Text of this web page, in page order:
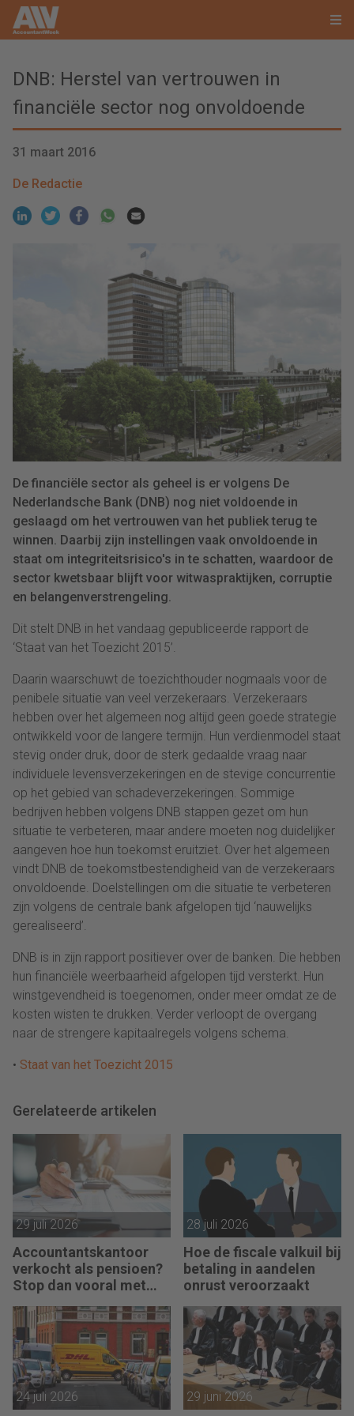
DNB: Herstel van vertrouwen in
financiële sector nog onvoldoende
31 maart 2016
De Redactie
De financiële sector als geheel is er volgens De
Nederlandsche Bank (DNB) nog niet voldoende in
geslaagd om het vertrouwen van het publiek terug te
winnen. Daarbij zijn instellingen vaak onvoldoende in
staat om integriteitsrisico's in te schatten, waardoor de
sector kwetsbaar blijft voor witwaspraktijken, corruptie
en belangenverstrengeling.
Dit stelt DNB in het vandaag gepubliceerde rapport de
‘Staat van het Toezicht 2015’.
Daarin waarschuwt de toezichthouder nogmaals voor de
penibele situatie van veel verzekeraars. Verzekeraars
hebben over het algemeen nog altijd geen goede strategie
ontwikkeld voor de langere termijn. Hun verdienmodel staat
stevig onder druk, door de sterk gedaalde vraag naar
individuele levensverzekeringen en de stevige concurrentie
op het gebied van schadeverzekeringen. Sommige
bedrijven hebben volgens DNB stappen gezet om hun
situatie te verbeteren, maar andere moeten nog duidelijker
aangeven hoe hun toekomst eruitziet. Over het algemeen
vindt DNB de toekomstbestendigheid van de verzekeraars
onvoldoende. Doelstellingen om die situatie te verbeteren
zijn volgens de centrale bank afgelopen tijd ‘nauwelijks
gerealiseerd’.
DNB is in zijn rapport positiever over de banken. Die hebben
hun financiële weerbaarheid afgelopen tijd versterkt. Hun
winstgevendheid is toegenomen, onder meer omdat ze de
kosten wisten te drukken. Verder verloopt de overgang
naar de strengere kapitaalregels volgens schema.
• Staat van het Toezicht 2015
Gerelateerde artikelen
29 juli 2026
Accountantskantoor
verkocht als pensioen?
Stop dan vooral met
werken
28 juli 2026
Hoe de fiscale valkuil bij
betaling in aandelen
onrust veroorzaakt
24 juli 2026 29 juni 2026